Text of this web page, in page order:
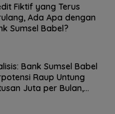
Fiktif yang Terus
Ada Apa dengan
Sumsel Babel?
Bank Sumsel Babel
Raup Untung
Juta per Bulan,